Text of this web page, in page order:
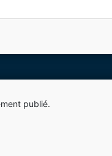
publié.